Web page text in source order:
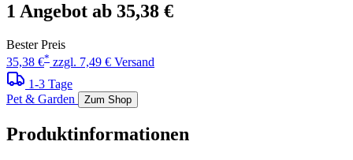
1 Angebot ab 35,38 €
Bester Preis
35,38 €* zzgl. 7,49 € Versand
1-3 Tage
Pet & Garden
Zum Shop
Produktinformationen